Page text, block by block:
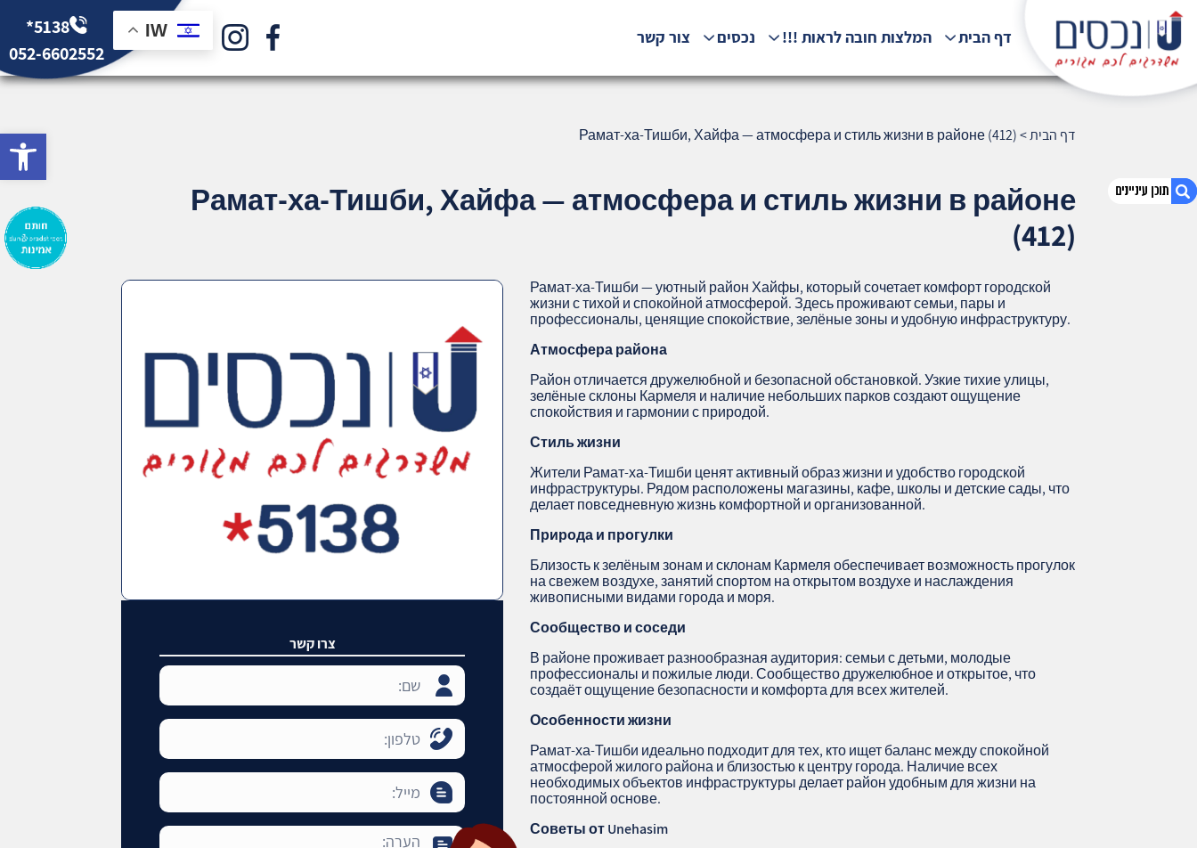
стиль жизни в районе (412)
דף הבית המלצות חובה לראות !!! נכסים צור קשר IW
*5138
052-6602552
דף הבית>
Рамат-ха-Тишби, Хайфа — атмосфера и стиль жизни в районе (412)
Рамат-ха-Тишби, Хайфа — атмосфера и стиль жизни в районе
(412)
Рамат-ха-Тишби — уютный район Хайфы, который сочетает комфорт городской
жизни с тихой и спокойной атмосферой. Здесь проживают семьи, пары и
профессионалы, ценящие спокойствие, зелёные зоны и удобную инфраструктуру.
Атмосфера района
Район отличается дружелюбной и безопасной обстановкой. Узкие тихие улицы,
зелёные склоны Кармеля и наличие небольших парков создают ощущение
спокойствия и гармонии с природой.
Стиль жизни
Жители Рамат-ха-Тишби ценят активный образ жизни и удобство городской
инфраструктуры. Рядом расположены магазины, кафе, школы и детские сады, что
делает повседневную жизнь комфортной и организованной.
Природа и прогулки
Близость к зелёным зонам и склонам Кармеля обеспечивает возможность прогулок
на свежем воздухе, занятий спортом на открытом воздухе и наслаждения
живописными видами города и моря.
Сообщество и соседи
В районе проживает разнообразная аудитория: семьи с детьми, молодые
профессионалы и пожилые люди. Сообщество дружелюбное и открытое, что
создаёт ощущение безопасности и комфорта для всех жителей.
Особенности жизни
Рамат-ха-Тишби идеально подходит для тех, кто ищет баланс между спокойной
атмосферой жилого района и близостью к центру города. Наличие всех
необходимых объектов инфраструктуры делает район удобным для жизни на
постоянной основе.
Советы от Unehasim
צרו קשר